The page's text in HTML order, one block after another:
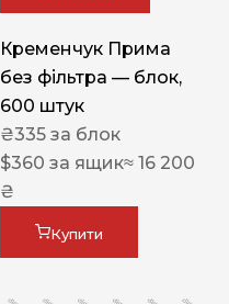
Кременчук Прима
без фільтра — блок,
600 штук
₴335 за блок
$360 за ящик≈ 16 200
₴
Купити